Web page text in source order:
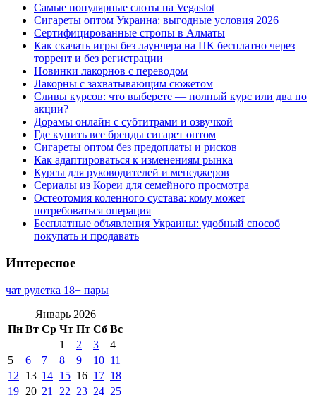
Самые популярные слоты на Vegaslot
Сигареты оптом Украина: выгодные условия 2026
Сертифицированные стропы в Алматы
Как скачать игры без лаунчера на ПК бесплатно через
торрент и без регистрации
Новинки лакорнов с переводом
Лакорны с захватывающим сюжетом
Сливы курсов: что выберете — полный курс или два по
акции?
Дорамы онлайн с субтитрами и озвучкой
Где купить все бренды сигарет оптом
Сигареты оптом без предоплаты и рисков
Как адаптироваться к изменениям рынка
Курсы для руководителей и менеджеров
Сериалы из Кореи для семейного просмотра
Остеотомия коленного сустава: кому может
потребоваться операция
Бесплатные объявления Украины: удобный способ
покупать и продавать
Интересное
чат рулетка 18+ пары
Январь 2026
Пн Вт Ср Чт Пт Сб Вс
1
2 3
4
5
6 7 8 9 10 11
12
13 14 15 16 17 18
19 20 21 22 23 24 25